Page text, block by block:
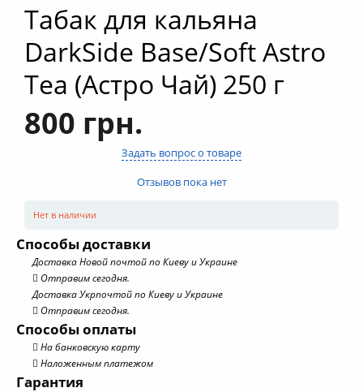
Табак для кальяна
DarkSide Base/Soft Astro
Tea (Астро Чай) 250 г
800 грн.
Задать вопрос о товаре
Отзывов пока нет
Нет в наличии
Способы доставки
Доставка Новой почтой по Киеву и Украине
Отправим сегодня.
Доставка Укрпочтой по Киеву и Украине
Отправим сегодня.
Способы оплаты
На банковскую карту
Наложенным платежом
Гарантия